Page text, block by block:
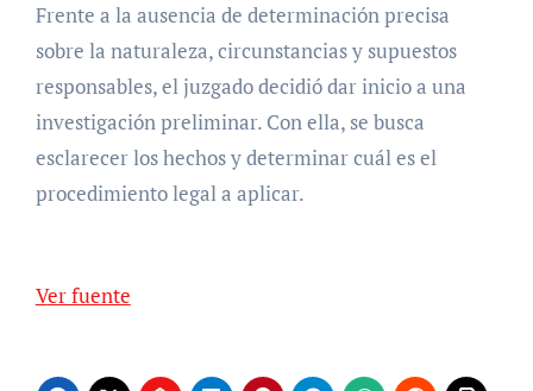
Frente a la ausencia de determinación precisa
sobre la naturaleza, circunstancias y supuestos
responsables, el juzgado decidió dar inicio a una
investigación preliminar. Con ella, se busca
esclarecer los hechos y determinar cuál es el
procedimiento legal a aplicar.
Ver fuente